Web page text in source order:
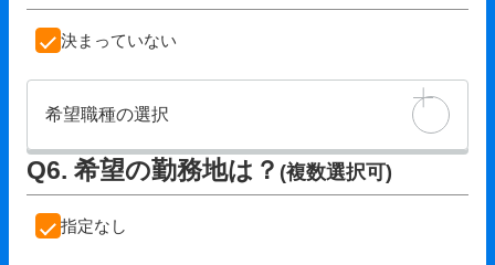
決まっていない
希望職種の選択
Q6. 希望の勤務地は？ (複数選択可)
指定なし